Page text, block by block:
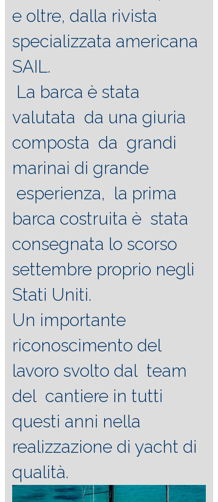
e oltre, dalla rivista
specializzata americana
SAIL.
La barca è stata
valutata da una giuria
composta da grandi
marinai di grande
esperienza, la prima
barca costruita è stata
consegnata lo scorso
settembre proprio negli
Stati Uniti.
Un importante
riconoscimento del
lavoro svolto dal team
del cantiere in tutti
questi anni nella
realizzazione di yacht di
qualità.